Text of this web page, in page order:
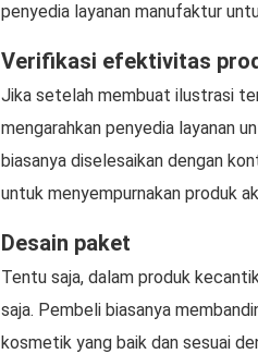
penyedia layanan manufaktur
Verifikasi efektivitas
Jika setelah membuat ilustrasi
mengarahkan penyedia layanan
biasanya diselesaikan dengan
untuk menyempurnakan produk
Desain paket
Tentu saja, dalam produk
saja. Pembeli biasanya
kosmetik yang baik dan sesuai